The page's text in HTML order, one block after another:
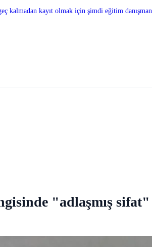
kalmadan kayıt olmak için şimdi eğitim
"adlaşmış